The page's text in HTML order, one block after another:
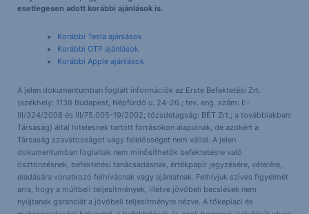
esetlegesen adott korábbi ajánlások is.
Korábbi Tesla ajánlások
Korábbi OTP ajánlások
Korábbi Apple ajánlások
A jelen dokumentumban foglalt információk az Erste Befektetési Zrt.
(székhely: 1138 Budapest, Népfürdő u. 24-26.; tev. eng. szám: E-
III/324/2008 és III/75.005-19/2002; tőzsdetagság: BÉT Zrt.; a továbbiakban:
Társaság) által hitelesnek tartott forrásokon alapulnak, de azokért a
Társaság szavatosságot vagy felelősséget nem vállal. A jelen
dokumentumban foglaltak nem minősíthetők befektetésre való
ösztönzésnek, befektetési tanácsadásnak, értékpapír jegyzésére, vételére,
eladására vonatkozó felhívásnak vagy ajánlatnak. Felhívjuk szíves figyelmét
arra, hogy a múltbeli teljesítmények, illetve jövőbeli becslések nem
nyújtanak garanciát a jövőbeli teljesítményre nézve. A tőkepiaci és